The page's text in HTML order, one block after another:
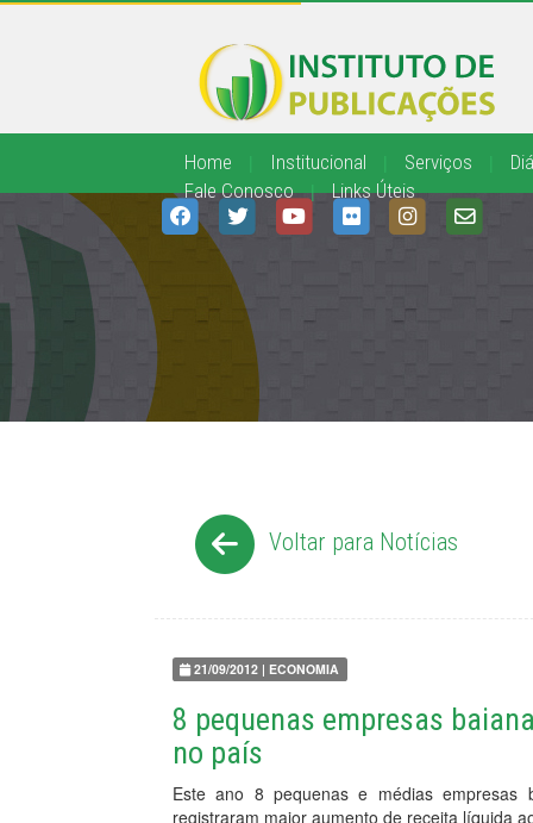
Home Institucional Serviços
Fale Conosco
| Links Úteis
Voltar para Notícias
21/09/2012 | ECONOMIA
8 pequenas empresas
no país
Este ano 8 pequenas e médias empresas
registraram maior aumento de receita líquida